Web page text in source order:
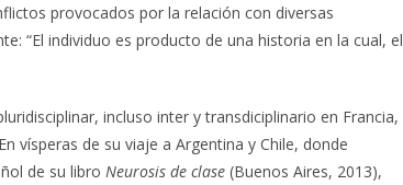
provocados por la relación con diversas
“El individuo es producto de una historia en la cual, el
incluso inter y transdiciplinario en Francia,
vísperas de su viaje a Argentina y Chile, donde
de su libro Neurosis de clase (Buenos Aires, 2013),